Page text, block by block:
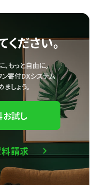
ください。
もっと自由に。
寄付DXシステム
しょう。
試し
料請求